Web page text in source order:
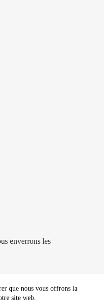
que nous vous offrons la
site web.
enverrons les